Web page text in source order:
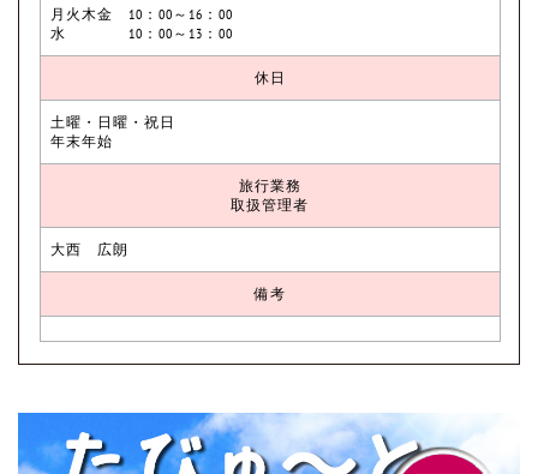
月火木金 10：00～16：00
水 10：00～13：00
休日
土曜・日曜・祝日
年末年始
旅行業務
取扱管理者
大西 広朗
備考